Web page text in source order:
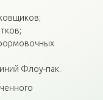
Флоу-пак.